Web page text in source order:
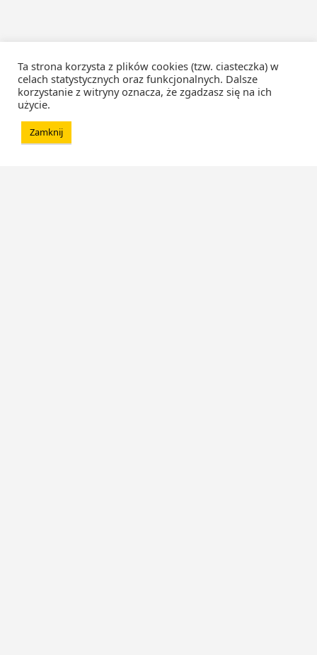
Ta strona korzysta z plików cookies (tzw. ciasteczka) w
celach statystycznych oraz funkcjonalnych. Dalsze
korzystanie z witryny oznacza, że zgadzasz się na ich
użycie.
Zamknij